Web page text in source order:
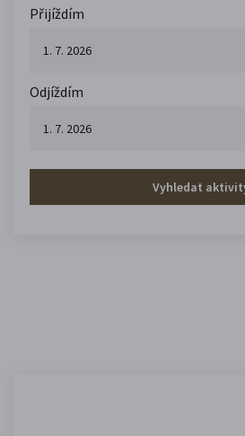
Přijíždím
Odjíždím
Vyhledat